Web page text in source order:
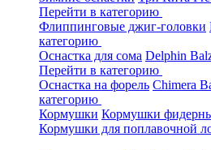
Перейти в категорию
Флиппинговые джиг-головки
категорию
Оснастка для сома Delphin
Перейти в категорию
Оснастка на форель Chimera
категорию
Кормушки Кормушки
Кормушки для поплавочной